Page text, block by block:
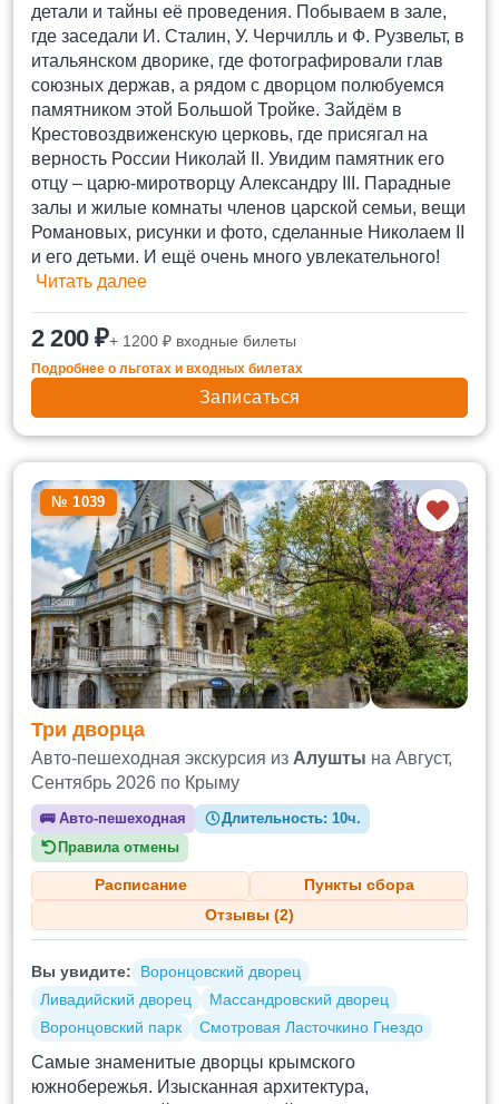
детали и тайны её проведения. Побываем в зале,
где заседали И. Сталин, У. Черчилль и Ф. Рузвельт, в
итальянском дворике, где фотографировали глав
союзных держав, а рядом с дворцом полюбуемся
памятником этой Большой Тройке. Зайдём в
Крестовоздвиженскую церковь, где присягал на
верность России Николай II. Увидим памятник его
отцу – царю-миротворцу Александру III. Парадные
залы и жилые комнаты членов царской семьи, вещи
Романовых, рисунки и фото, сделанные Николаем II
и его детьми. И ещё очень много увлекательного!
Читать далее
2 200 ₽+ 1200 ₽ входные билеты
Подробнее о льготах и входных билетах
Записаться
№ 1039
Три дворца
Авто-пешеходная экскурсия из Алушты на Август,
Сентябрь 2026 по Крыму
🚌Авто-пешеходная Длительность: 10ч.
Правила отмены
Расписание
Пункты сбора
Отзывы (2)
Вы увидите:
Воронцовский дворец
Ливадийский дворец
Массандровский дворец
Воронцовский парк
Смотровая Ласточкино Гнездо
Самые знаменитые дворцы крымского
южнобережья. Изысканная архитектура,